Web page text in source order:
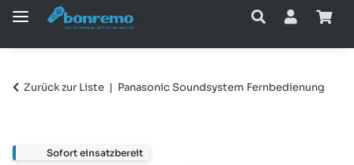
Zurück zur Liste Panasonic Soundsystem Fernbedienung